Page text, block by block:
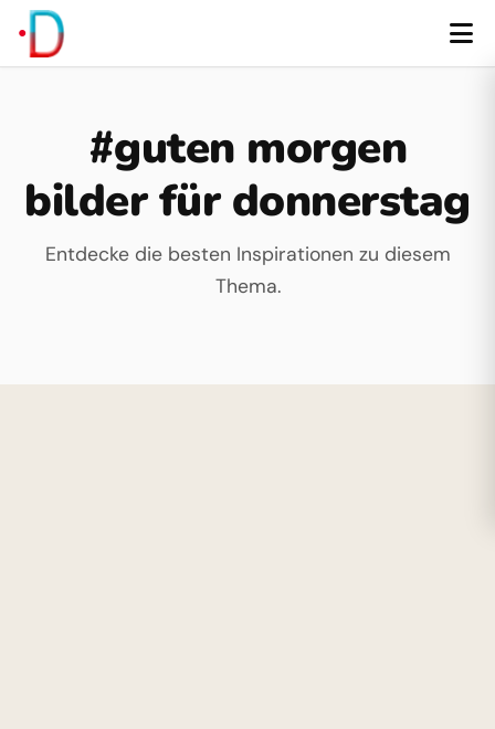
#guten morgen
bilder für donnerstag
Entdecke die besten Inspirationen zu diesem
Thema.